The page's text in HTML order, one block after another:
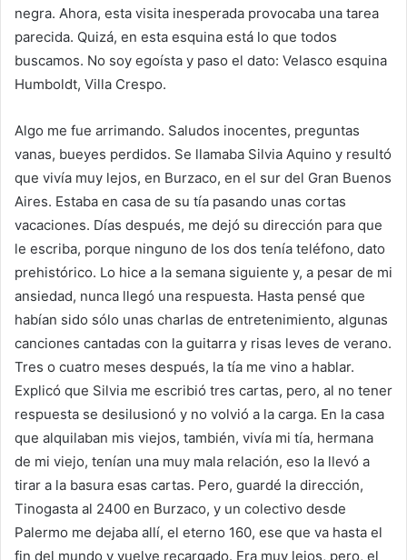
negra. Ahora, esta visita inesperada provocaba una tarea
parecida. Quizá, en esta esquina está lo que todos
buscamos. No soy egoísta y paso el dato: Velasco esquina
Humboldt, Villa Crespo.
Algo me fue arrimando. Saludos inocentes, preguntas
vanas, bueyes perdidos. Se llamaba Silvia Aquino y resultó
que vivía muy lejos, en Burzaco, en el sur del Gran Buenos
Aires. Estaba en casa de su tía pasando unas cortas
vacaciones. Días después, me dejó su dirección para que
le escriba, porque ninguno de los dos tenía teléfono, dato
prehistórico. Lo hice a la semana siguiente y, a pesar de mi
ansiedad, nunca llegó una respuesta. Hasta pensé que
habían sido sólo unas charlas de entretenimiento, algunas
canciones cantadas con la guitarra y risas leves de verano.
Tres o cuatro meses después, la tía me vino a hablar.
Explicó que Silvia me escribió tres cartas, pero, al no tener
respuesta se desilusionó y no volvió a la carga. En la casa
que alquilaban mis viejos, también, vivía mi tía, hermana
de mi viejo, tenían una muy mala relación, eso la llevó a
tirar a la basura esas cartas. Pero, guardé la dirección,
Tinogasta al 2400 en Burzaco, y un colectivo desde
Palermo me dejaba allí, el eterno 160, ese que va hasta el
fin del mundo y vuelve recargado. Era muy lejos, pero, el